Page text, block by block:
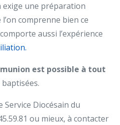
exige une préparation
comprenne bien ce
aussi l’expérience
est possible à tout
Service Diocésain du
ou mieux, à contacter